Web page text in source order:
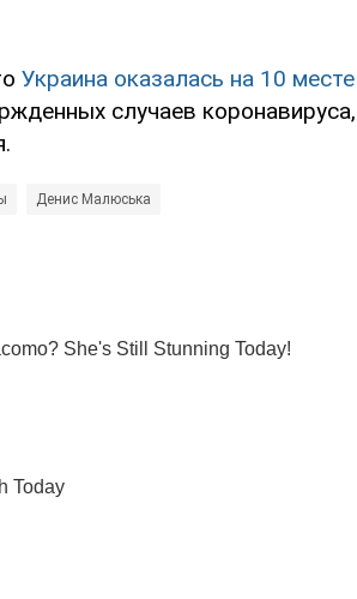
Украина оказалась на 10 месте
случаев коронавируса,
Денис Малюська